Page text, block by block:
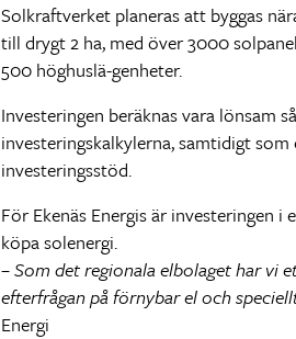
Solkraftverket planeras att byggas
till drygt 2 ha, med över 3000
500 höghuslä-genheter.
Investeringen beräknas vara lönsam
investeringskalkylerna, samtidigt
investeringsstöd.
För Ekenäs Energis är
köpa solenergi.
– Som det regionala elbolaget har vi
efterfrågan på förnybar el och
Energi